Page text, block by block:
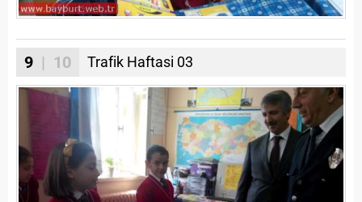
9 | 10 Trafik Haftasi 03